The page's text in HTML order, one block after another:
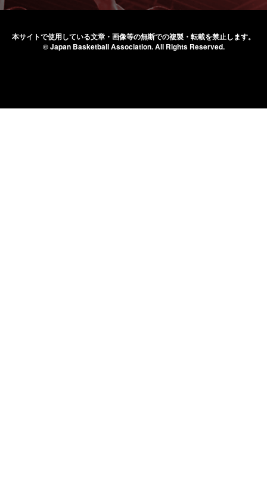
本サイトで使用している文章・画像等の無断での複製・転載を禁止します。
© Japan Basketball Association.All Rights Reserved.